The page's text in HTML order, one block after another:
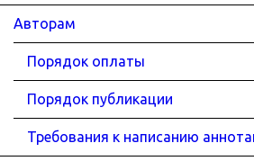
Авторам
Порядок оплаты
Порядок публикации
Требования к написанию